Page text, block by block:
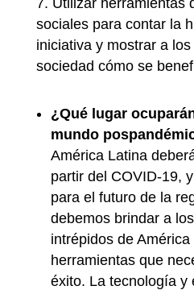
sociales para contar la
iniciativa y mostrar a
sociedad cómo se
¿Qué lugar
mundo
América Latina
partir del COVID-19,
para el futuro de la
debemos brindar a
intrépidos de
herramientas que
éxito. La tecnología y